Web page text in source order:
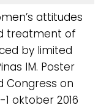
attitudes
treatment of
by limited
IM. Poster
Congress on
oktober 2016